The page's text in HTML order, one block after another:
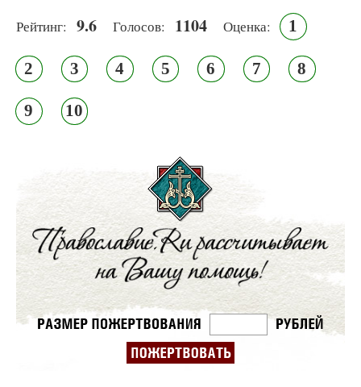
Рейтинг: 9.6 Голосов: 1104 Оценка: 1
2 3 4 5 6 7 8
9 10